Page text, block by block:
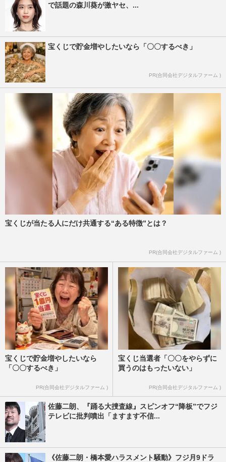
で話題の森川葵が激ヤセ、...
宝くじで貯金増やしたいなら「〇〇するべき」
PR(合同会社デジタルファーム )
宝くじが当たる人にだけ共通する“ある特徴”とは？
PR(合同会社デジタルファーム )
宝くじで貯金増やしたいなら
「〇〇するべき」
PR(合同会社デジタルファーム )
宝くじ当選者「〇〇をやらずに
買うのはもったいない」
PR(合同会社デジタルファーム )
佐藤二朗、『踊る大捜査線』スピンオフ“降板”でフジ
テレビに批判噴出「ますます不信...
《佐藤二朗・橋本愛ハラスメント騒動》フジ月9ドラ